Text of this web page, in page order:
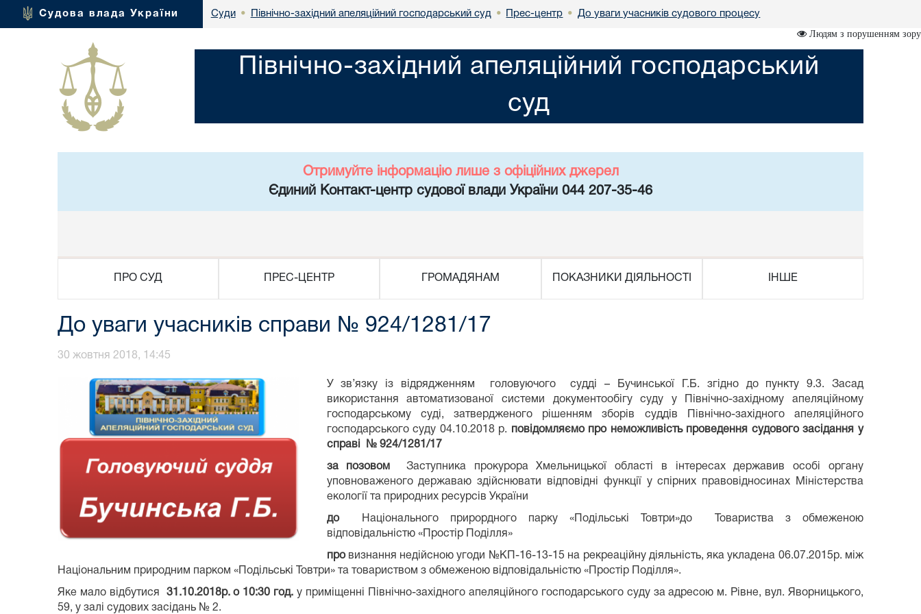
Судова влада України Суди • Північно-західний апеляційний господарський суд • Прес-центр • До уваги учасників судового процесу
Людям з порушенням зору
Північно-західний апеляційний господарський
суд
Отримуйте інформацію лише з офіційних джерел
Єдиний Контакт-центр судової влади України 044 207-35-46
ПРО СУД ПРЕС-ЦЕНТР ГРОМАДЯНАМ ПОКАЗНИКИ ДІЯЛЬНОСТІ ІНШЕ
До уваги учасників справи № 924/1281/17
30 жовтня 2018, 14:45
У зв’язку із відрядженням головуючого судді – Бучинської Г.Б. згідно до пункту 9.3. Засад
використання автоматизованої системи документообігу суду у Північно-західному апеляційному
господарському суді, затвердженого рішенням зборів суддів Північно-західного апеляційного
господарського суду 04.10.2018 р. повідомляємо про неможливість проведення судового засідання у
справі № 924/1281/17
за позовом Заступника прокурора Хмельницької області в інтересах державив особі органу
уповноваженого державаю здійснювати відповідні функції у спірних правовідносинах Міністерства
екології та природних ресурсів України
доНаціонального прирордного парку «Подільські Товтри»до Товариства з обмеженою
відповідальністю «Простір Поділля»
провизнання недійсною угоди №КП-16-13-15 на рекреаційну діяльність, яка укладена 06.07.2015р. між
Національним природним парком «Подільські Товтри» та товариством з обмеженою відповідальністю «Простір Поділля».
Яке мало відбутися 31.10.2018р. о 10:30 год. у приміщенні Північно-західного апеляційного господарського суду за адресою м. Рівне, вул. Яворницького,
59, у залі судових засідань № 2.